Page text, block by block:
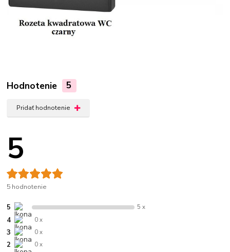
Hodnotenie 5
Pridať hodnotenie
5
5 hodnotenie
5 5 x
4 0 x
3 0 x
2 0 x